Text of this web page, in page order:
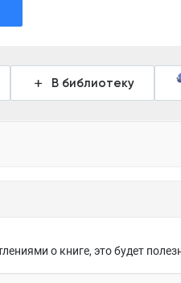
В библиотеку
о книге, это будет